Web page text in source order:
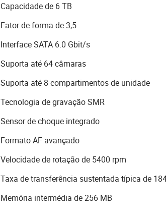
Capacidade de 6 TB
Fator de forma de 3,5
Interface SATA 6.0 Gbit/s
Suporta até 64 câmaras
Suporta até 8 compartimentos de unidade
Tecnologia de gravação SMR
Sensor de choque integrado
Formato AF avançado
Velocidade de rotação de 5400 rpm
Taxa de transferência sustentada típica de
Memória intermédia de 256 MB